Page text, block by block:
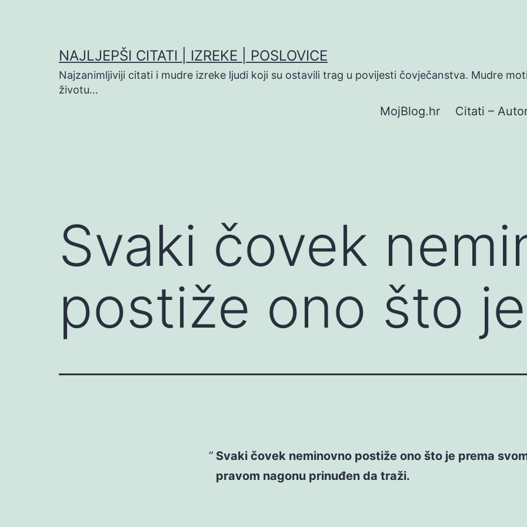
NAJLJEPŠI CITATI | IZREKE | POSLOVICE
Najzanimljiviji citati i mudre izreke ljudi koji su ostavili trag u povijesti čovječanstva. Mudre
životu…
MojBlog.hr Citati –
Svaki čovek
postiže ono što
Svaki čovek neminovno postiže ono što je prema
pravom nagonu prinuđen da traži.